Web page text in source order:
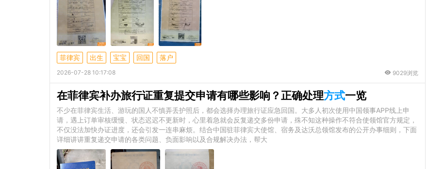
菲律宾 出生 宝宝 回国 落户
2026-07-28 10:17:08 9029浏览
在菲律宾补办旅行证重复提交申请有哪些影响？正确处理方式一览
不少在菲律宾生活、游玩的国人不慎弄丢护照后，都会选择办理旅行证应急回国。大多人初次使用中国领事APP线上申
请，遇上订单审核缓慢、状态迟迟不更新时，心里着急就会反复递交多份申请，殊不知这种操作不符合使领馆官方规定，
不仅没法加快办证进度，还会引发一连串麻烦。结合中国驻菲律宾大使馆、宿务及达沃总领馆发布的公开办事细则，下面
详细讲讲重复递交申请的各类问题、负面影响以及合规解决办法，帮大